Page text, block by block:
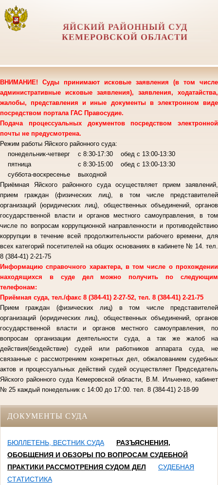
ЯЙСКИЙ РАЙОННЫЙ СУД
КЕМЕРОВСКОЙ ОБЛАСТИ
ВНИМАНИЕ! Суды принимают исковые заявления (в том числе
административные исковые заявления), заявления, ходатайства,
жалобы, представления и иные документы в электронном виде
посредством портала ГАС Правосудие.
Подача процессуальных документов посредством электронной
почты не предусмотрена.
Режим работы Яйского районного суда:
понедельник-четверг с 8:30-17:30 обед с 13:00-13:30
пятница с 8:30-15:00 обед с 13:00-13:30
суббота-воскресенье выходной
Приёмная Яйского районного суда осуществляет прием заявлений,
прием граждан (физических лиц), в том числе представителей
организаций (юридических лиц), общественных объединений, органов
государственной власти и органов местного самоуправления, в том
числе по вопросам коррупционной направленности и противодействию
коррупции в течение всей продолжительности рабочего времени, для
всех категорий посетителей на общих основаниях в кабинете № 14. тел.
8 (384-41) 2-21-75
Информацию справочного характера, в том числе о прохождении
находящихся в суде дел можно получить по следующим
телефонам:
Приёмная суда, тел./факс 8 (384-41) 2-27-52, тел. 8 (384-41) 2-21-75
Прием граждан (физических лиц) в том числе представителей
организаций (юридических лиц), общественных объединений, органов
государственной власти и органов местного самоуправления, по
вопросам организации деятельности суда, а так же жалоб на
действия(бездействие) судей или работников аппарата суда, не
связанные с рассмотрением конкретных дел, обжалованием судебных
актов и процессуальных действий судей осуществляет Председатель
Яйского районного суда Кемеровской области, В.М. Ильченко, кабинет
№ 25 каждый понедельник с 14:00 до 17:00. тел. 8 (384-41) 2-18-99
ДОКУМЕНТЫ СУДА
БЮЛЛЕТЕНЬ, ВЕСТНИК СУДА
РАЗЪЯСНЕНИЯ,
ОБОБЩЕНИЯ И ОБЗОРЫ ПО ВОПРОСАМ СУДЕБНОЙ
ПРАКТИКИ РАССМОТРЕНИЯ СУДОМ ДЕЛ
СУДЕБНАЯ
СТАТИСТИКА